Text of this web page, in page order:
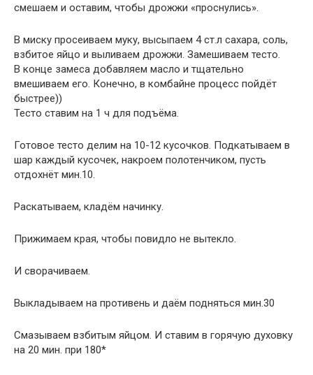
смешаем и оставим, чтобы дрожжи «проснулись».
В миску просеиваем муку, высыпаем 4 ст.л сахара, соль,
взбитое яйцо и выливаем дрожжи. Замешиваем тесто.
В конце замеса добавляем масло и тщательно
вмешиваем его. Конечно, в комбайне процесс пойдёт
быстрее))
Тесто ставим на 1 ч для подъёма.
Готовое тесто делим на 10-12 кусочков. Подкатываем в
шар каждый кусочек, накроем полотенчиком, пусть
отдохнёт мин.10.
Раскатываем, кладём начинку.
Прижимаем края, чтобы повидло не вытекло.
И сворачиваем.
Выкладываем на противень и даём подняться мин.30
Смазываем взбитым яйцом. И ставим в горячую духовку
на 20 мин. при 180*